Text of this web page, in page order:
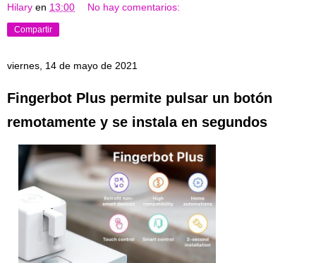
Hilary en 13:00 No hay comentarios:
Compartir
viernes, 14 de mayo de 2021
Fingerbot Plus permite pulsar un botón
remotamente y se instala en segundos